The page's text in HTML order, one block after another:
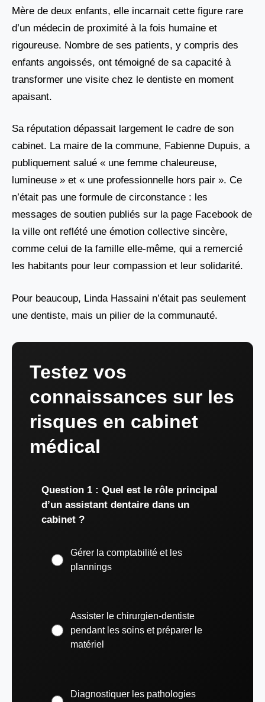
Mère de deux enfants, elle incarnait cette figure rare
d’un médecin de proximité à la fois humaine et
rigoureuse. Nombre de ses patients, y compris des
enfants angoissés, ont témoigné de sa capacité à
transformer une visite chez le dentiste en moment
apaisant.
Sa réputation dépassait largement le cadre de son
cabinet. La maire de la commune, Fabienne Dupuis, a
publiquement salué « une femme chaleureuse,
lumineuse » et « une professionnelle hors pair ». Ce
n’était pas une formule de circonstance : les
messages de soutien publiés sur la page Facebook de
la ville ont reflété une émotion collective sincère,
comme celui de la famille elle-même, qui a remercié
les habitants pour leur compassion et leur solidarité.
Pour beaucoup, Linda Hassaini n’était pas seulement
une dentiste, mais un pilier de la communauté.
Testez vos
connaissances sur les
risques en cabinet
médical
Question 1 : Quel est le rôle principal
d’un assistant dentaire dans un
cabinet ?
Gérer la comptabilité et les
plannings
Assister le chirurgien-dentiste
pendant les soins et préparer le
matériel
Diagnostiquer les pathologies